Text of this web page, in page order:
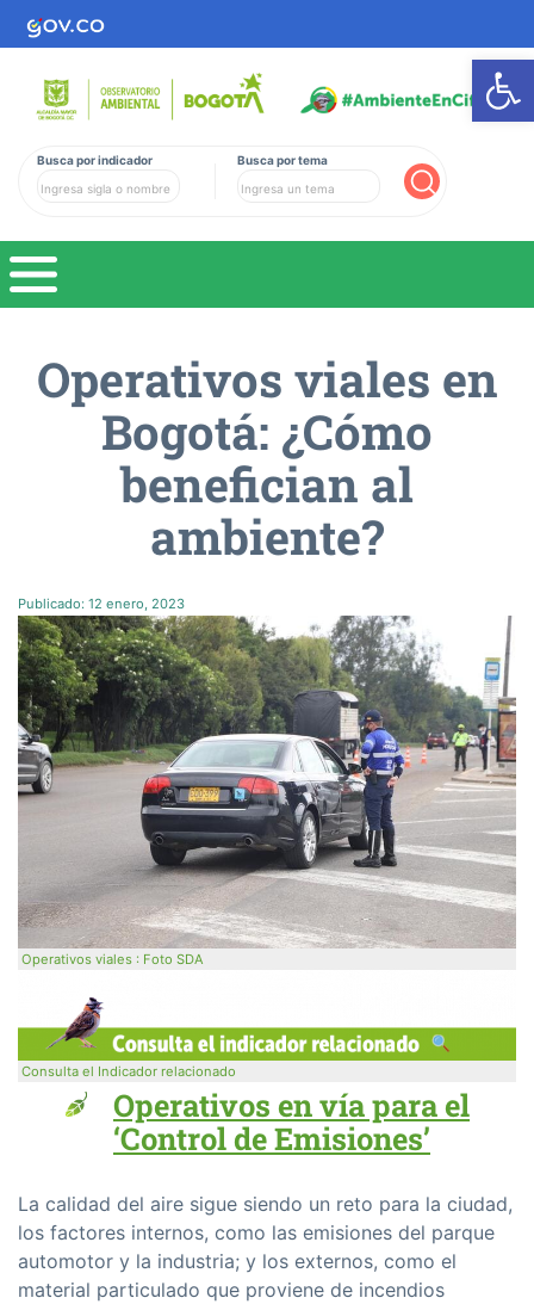
Busca por indicador Busca por tema
Operativos viales en
Bogotá: ¿Cómo
benefician al
ambiente?
Publicado: 12 enero, 2023
Operativos viales : Foto SDA
Consulta el Indicador relacionado
Operativos en vía para el
‘Control de Emisiones’
La calidad del aire sigue siendo un reto para la ciudad,
los factores internos, como las emisiones del parque
automotor y la industria; y los externos, como el
material particulado que proviene de incendios